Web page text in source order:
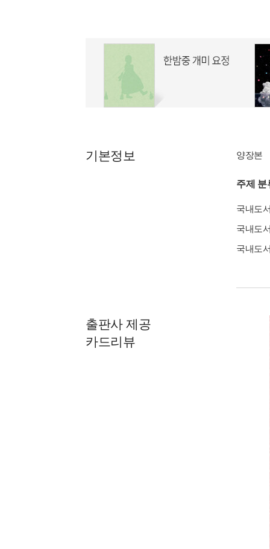
기본정보 양장본
주제 분
국내도
국내도
국내도
출판사 제공
카드리뷰